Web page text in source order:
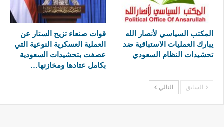
المكتب السياسي لأنصار الله
يبارك العمليات الاستباقية ضد
تحشيدات النظام السعودي
قوات صنعاء تزيح الستار عن
العملية العسكرية النوعية التي
عصفت بتحشيدات السعودية
بكامل عتادها ومخازنها…
السابق التالي